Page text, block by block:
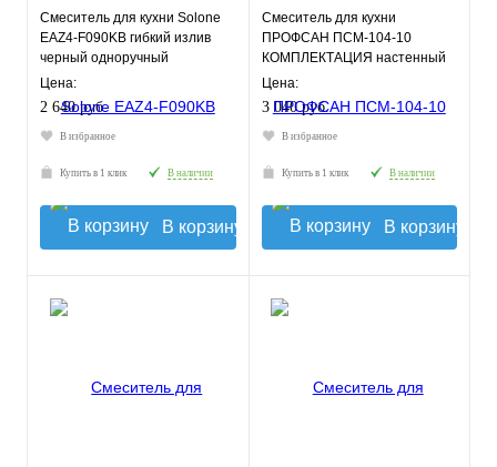
Смеситель для кухни Solone
EAZ4-F090KB гибкий излив
черный одноручный
нержавеющая сталь
Цена:
2 640 руб.
В избранное
Купить в 1 клик В наличии
В корзину
Смеситель для кухни
ПРОФСАН ПСМ-104-10
КОМПЛЕКТАЦИЯ настенный
тип См-МОНА, См-УмОНА
Цена:
3 040 руб.
В избранное
Купить в 1 клик В наличии
В корзину